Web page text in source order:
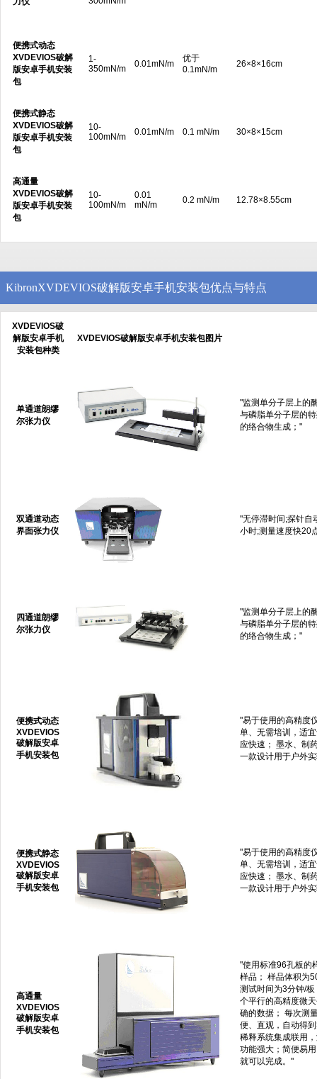
便携式动态
XVDEVIOS破解
版安卓手机安装
包
1-
350mN/m
0.01mN/m
优于
0.1mN/m
26×8×16cm
便携式静态
XVDEVIOS破解
版安卓手机安装
包
10-
100mN/m
0.01mN/m 0.1 mN/m 30×8×15cm
高通量
XVDEVIOS破解
版安卓手机安装
包
10-
100mN/m
0.01
mN/m
0.2 mN/m 12.78×8.55cm
KibronXVDEVIOS破解版安卓手机安装包优点与特点
XVDEVIOS破
解版安卓手机
安装包种类
XVDEVIOS破解版安卓手机安装包图片
单通道朗缪
尔张力仪
"监测单分子层上的
与磷脂单分子层的
的络合物生成；"
双通道动态
界面张力仪
"无停滞时间;探针自
小时;测量速度快20
四通道朗缪
尔张力仪
"监测单分子层上的
与磷脂单分子层的
的络合物生成；"
便携式动态
XVDEVIOS
破解版安卓
手机安装包
"易于使用的高精度
单、无需培训，适
应快速； 墨水、制
一款设计用于户外
便携式静态
XVDEVIOS
破解版安卓
手机安装包
"易于使用的高精度
单、无需培训，适
应快速； 墨水、制
一款设计用于户外
高通量
XVDEVIOS
破解版安卓
手机安装包
"使用标准96孔板的
样品； 样品体积为
测试时间为3分钟/
个平行的高精度微
确的数据； 每次测
便、直观，自动得
稀释系统集成联用
功能强大；简便易
就可以完成。"